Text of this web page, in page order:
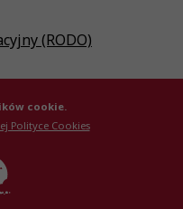
(RODO)
2026
cookie.
Polityce Cookies